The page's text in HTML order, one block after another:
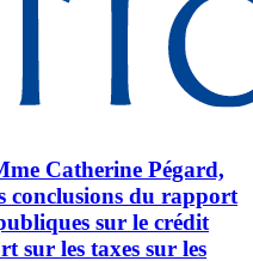
Catherine Pégard,
conclusions du rapport
sur le crédit
sur les taxes sur les